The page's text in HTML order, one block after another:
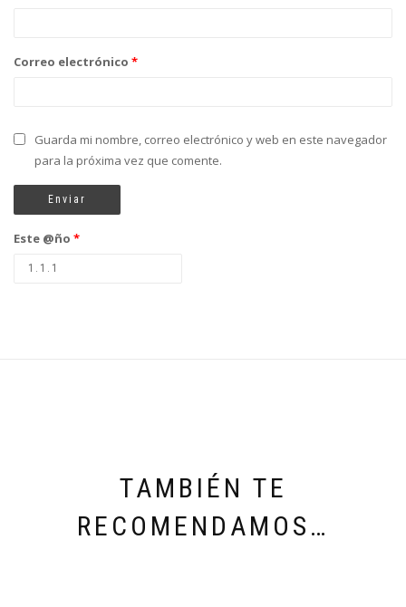
Correo electrónico *
Guarda mi nombre, correo electrónico y web en este navegador
para la próxima vez que comente.
Este @ño *
TAMBIÉN TE
RECOMENDAMOS…